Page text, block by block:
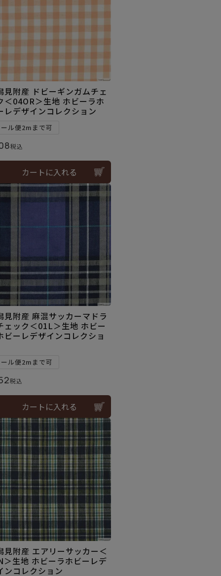
見附産 ドビーギンガムチェ
＜04OR＞生地 ホビーラホ
レデザインコレクション
ル便2mまで可
税込
カートに入れる
見附産 麻混サッカーマドラ
ェック＜01L＞生地 ホビー
ビーレデザインコレクショ
ル便2mまで可
税込
カートに入れる
見附産 エアリーサッカー＜
＞生地 ホビーラホビーレデ
ンコレクション